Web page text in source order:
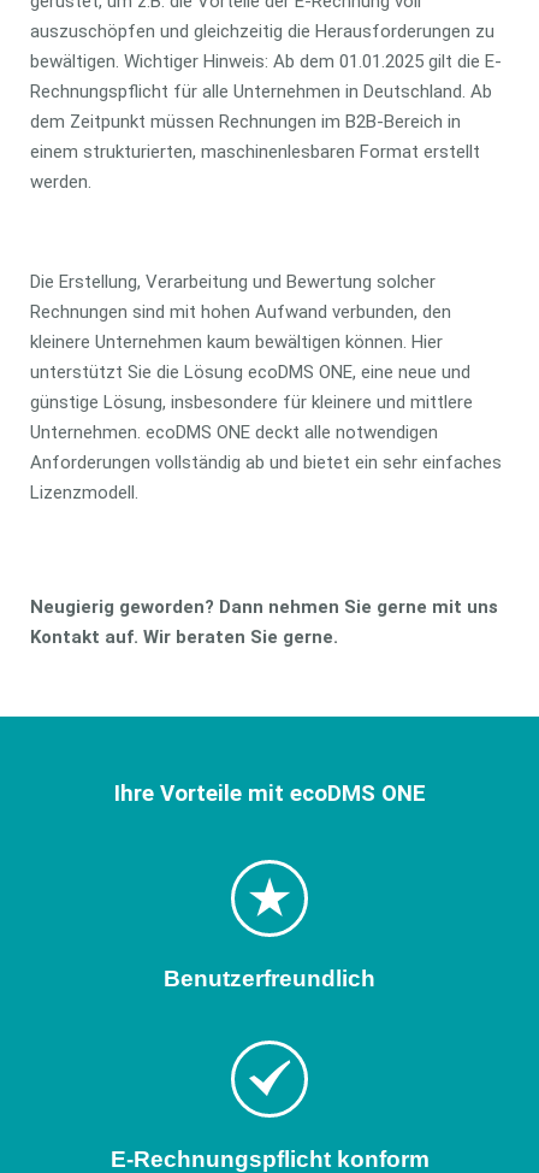
auszuschöpfen und gleichzeitig die Herausforderungen zu
bewältigen. Wichtiger Hinweis: Ab dem 01.01.2025 gilt die E-
Rechnungspflicht für alle Unternehmen in Deutschland. Ab
dem Zeitpunkt müssen Rechnungen im B2B-Bereich in
einem strukturierten, maschinenlesbaren Format erstellt
werden.
Die Erstellung, Verarbeitung und Bewertung solcher
Rechnungen sind mit hohen Aufwand verbunden, den
kleinere Unternehmen kaum bewältigen können. Hier
unterstützt Sie die Lösung ecoDMS ONE, eine neue und
günstige Lösung, insbesondere für kleinere und mittlere
Unternehmen. ecoDMS ONE deckt alle notwendigen
Anforderungen vollständig ab und bietet ein sehr einfaches
Lizenzmodell.
Neugierig geworden? Dann nehmen Sie gerne mit uns
Kontakt auf. Wir beraten Sie gerne.
Ihre Vorteile mit ecoDMS ONE
Benutzerfreundlich
E-Rechnungspflicht konform